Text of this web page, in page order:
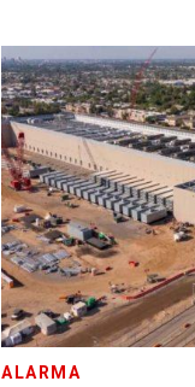
ALARMA